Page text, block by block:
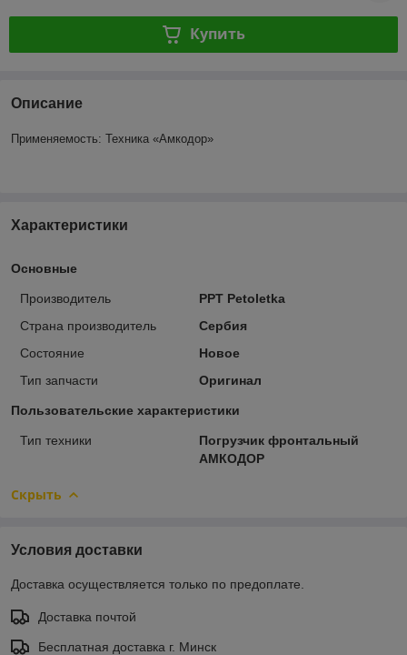
Купить
Описание
Применяемость: Техника «Амкодор»
Характеристики
Основные
Производитель
PPT Petoletka
Страна производитель
Сербия
Состояние
Новое
Тип запчасти
Оригинал
Пользовательские характеристики
Тип техники
Погрузчик фронтальный
АМКОДОР
Скрыть
Условия доставки
Доставка осуществляется только по предоплате.
Доставка почтой
Бесплатная доставка г. Минск